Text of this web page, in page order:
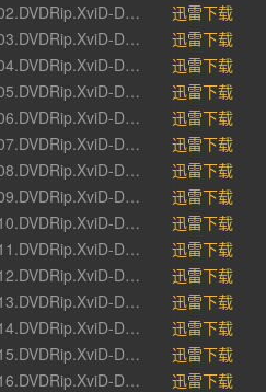
The.Big.Bang.Theory.S05E02.DVDRip.XviD-DEMAND.avi
迅雷下载
The.Big.Bang.Theory.S05E03.DVDRip.XviD-DEMAND.avi
迅雷下载
The.Big.Bang.Theory.S05E04.DVDRip.XviD-DEMAND.avi
迅雷下载
The.Big.Bang.Theory.S05E05.DVDRip.XviD-DEMAND.avi
迅雷下载
The.Big.Bang.Theory.S05E06.DVDRip.XviD-DEMAND.avi
迅雷下载
The.Big.Bang.Theory.S05E07.DVDRip.XviD-DEMAND.avi
迅雷下载
The.Big.Bang.Theory.S05E08.DVDRip.XviD-DEMAND.avi
迅雷下载
The.Big.Bang.Theory.S05E09.DVDRip.XviD-DEMAND.avi
迅雷下载
The.Big.Bang.Theory.S05E10.DVDRip.XviD-DEMAND.avi
迅雷下载
The.Big.Bang.Theory.S05E11.DVDRip.XviD-DEMAND.avi
迅雷下载
The.Big.Bang.Theory.S05E12.DVDRip.XviD-DEMAND.avi
迅雷下载
The.Big.Bang.Theory.S05E13.DVDRip.XviD-DEMAND.avi
迅雷下载
The.Big.Bang.Theory.S05E14.DVDRip.XviD-DEMAND.avi
迅雷下载
The.Big.Bang.Theory.S05E15.DVDRip.XviD-DEMAND.avi
迅雷下载
The.Big.Bang.Theory.S05E16.DVDRip.XviD-DEMAND.avi
迅雷下载